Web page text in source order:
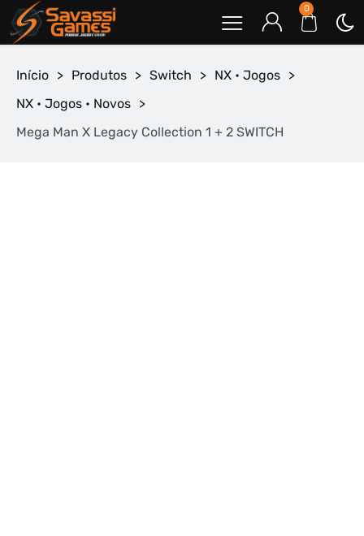
0
Início > Produtos > Switch > NX • Jogos >
NX • Jogos • Novos >
Mega Man X Legacy Collection 1 + 2 SWITCH